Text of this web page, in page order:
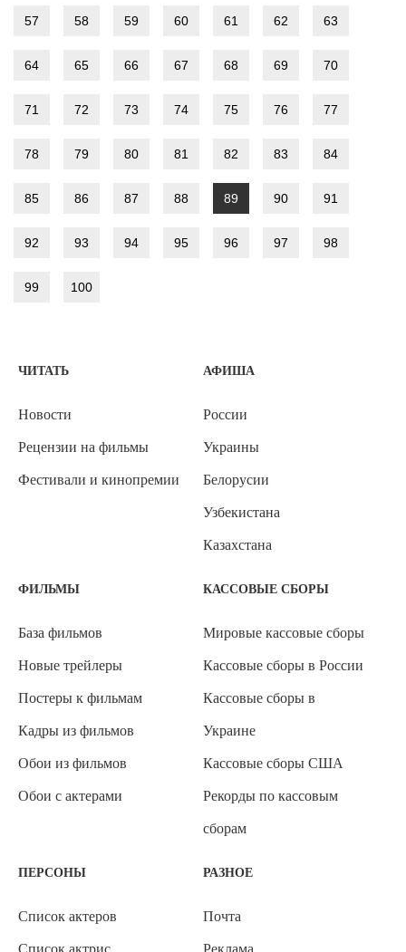
57 58 59 60 61 62 63
64 65 66 67 68 69 70
71 72 73 74 75 76 77
78 79 80 81 82 83 84
85 86 87 88 89 90 91
92 93 94 95 96 97 98
99 100
ЧИТАТЬ
Новости
Рецензии на фильмы
Фестивали и кинопремии
АФИША
России
Украины
Белорусии
Узбекистана
Казахстана
ФИЛЬМЫ
База фильмов
Новые трейлеры
Постеры к фильмам
Кадры из фильмов
Обои из фильмов
Обои с актерами
КАССОВЫЕ СБОРЫ
Мировые кассовые сборы
Кассовые сборы в России
Кассовые сборы в
Украине
Кассовые сборы США
Рекорды по кассовым
сборам
ПЕРСОНЫ
Список актеров
Список актрис
РАЗНОЕ
Почта
Реклама